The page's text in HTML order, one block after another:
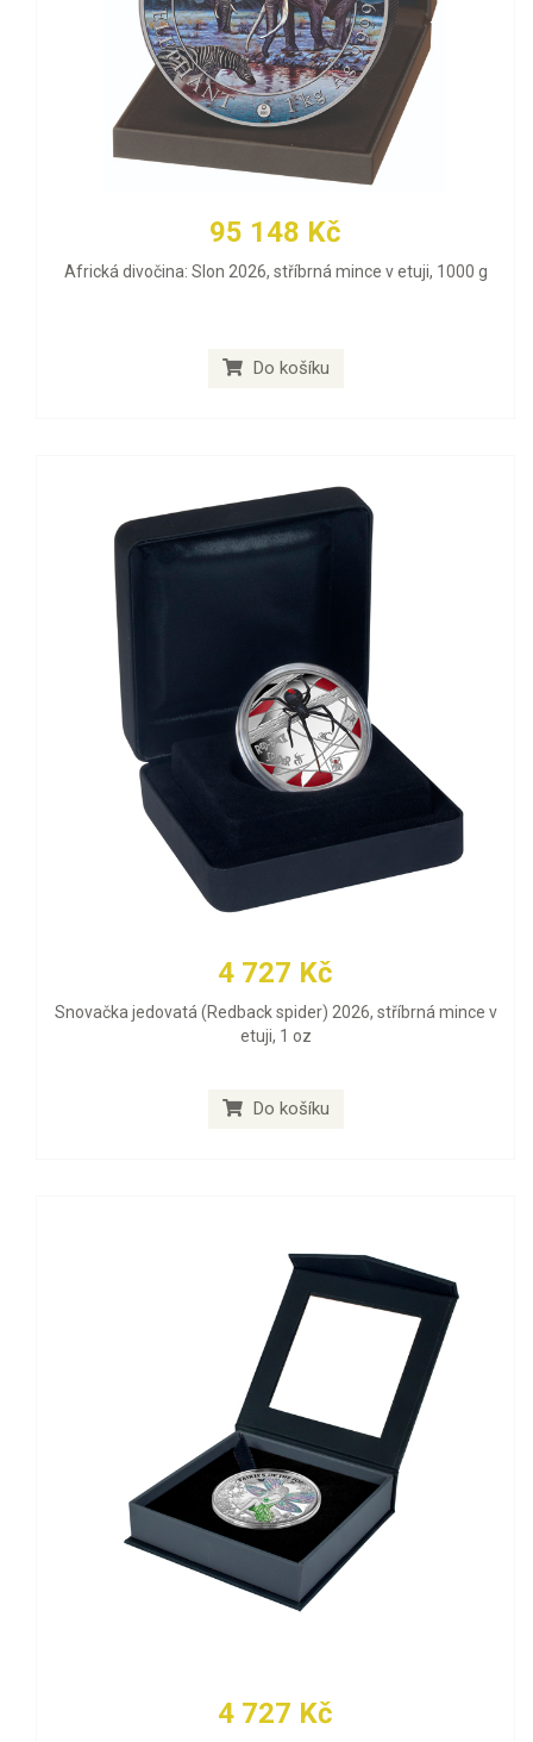
95 148 Kč
Africká divočina: Slon 2026, stříbrná mince v etuji, 1000 g
Do košíku
4 727 Kč
Snovačka jedovatá (Redback spider) 2026, stříbrná mince v
etuji, 1 oz
Do košíku
4 727 Kč